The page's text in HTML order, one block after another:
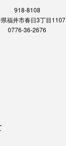
918-8108
福井市春日3丁目1107
0776-36-2676